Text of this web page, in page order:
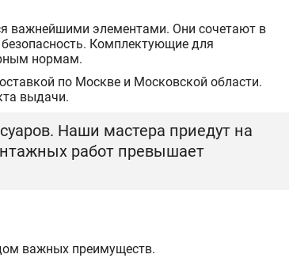
важнейшими элементами. Они сочетают в
Комплектующие для
нормам.
по Москве и Московской области.
выдачи.
Наши мастера приедут на
работ превышает
важных преимуществ.